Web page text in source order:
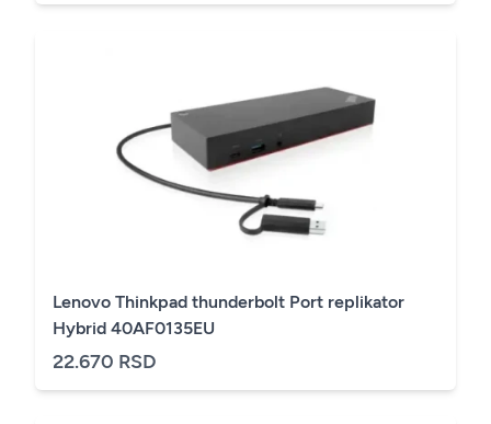
Lenovo Thinkpad thunderbolt Port replikator
Hybrid 40AF0135EU
22.670 RSD